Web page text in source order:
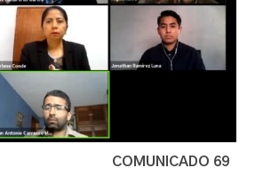
COMUNICADO 69